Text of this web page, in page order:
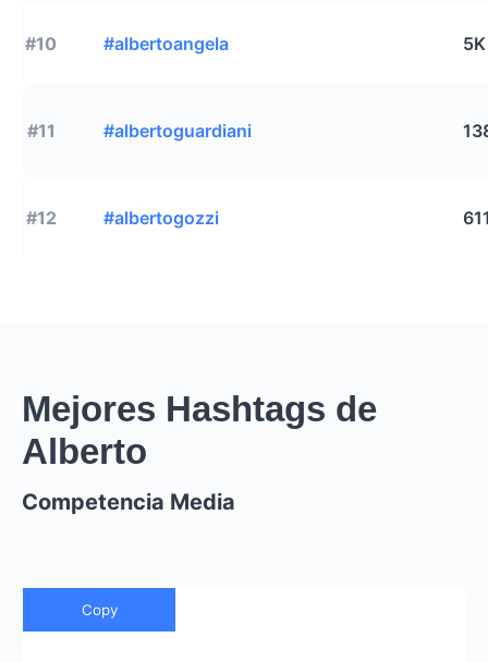
#10 #albertoangela 5K
#11 #albertoguardiani
#12 #albertogozzi
Mejores Hashtags de
Alberto
Competencia Media
Copy